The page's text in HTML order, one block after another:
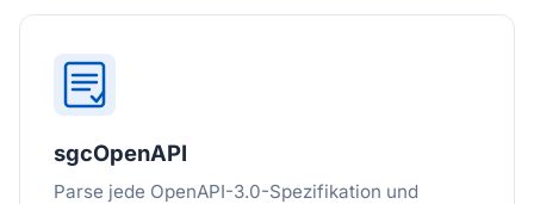
sgcOpenAPI
Parse jede OpenAPI-3.0-Spezifikation und